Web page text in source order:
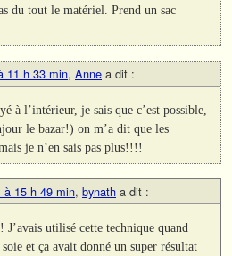
du tout le matériel. Prend un sac
11 h 33 min, Anne a dit :
à l’intérieur, je sais que c’est possible,
le bazar!) on m’a dit que les
je n’en sais pas plus!!!!
à 15 h 49 min, bynath a dit :
J’avais utilisé cette technique quand
et ça avait donné un super résultat